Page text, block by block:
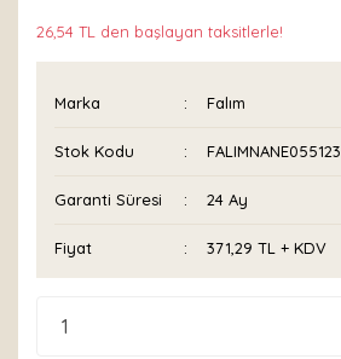
26,54 TL den başlayan taksitlerle!
Marka Falım
Stok Kodu FALIMNANE055123
Garanti Süresi 24 Ay
Fiyat 371,29 TL + KDV